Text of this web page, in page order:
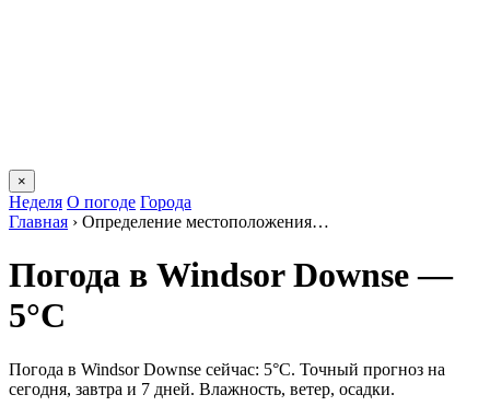
×
Неделя О погоде Города
Главная › Определение местоположения…
Погода в Windsor Downsе —
5°C
Погода в Windsor Downsе сейчас: 5°C. Точный прогноз на
сегодня, завтра и 7 дней. Влажность, ветер, осадки.